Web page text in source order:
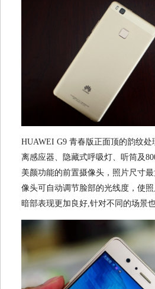
HUAWEI G9 青春版正面顶的韵纹
离感应器、隐藏式呼吸灯、听筒及
美颜功能的前置摄像头，照片尺寸
像头可自动调节脸部的光线度，使照
暗部表现更加良好,针对不同的场景